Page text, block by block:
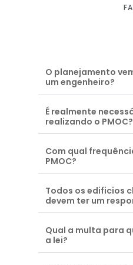
O planejamento
um engenheiro?
É realmente
realizando o PMOC?
Com qual
PMOC?
Todos os edificios
devem ter um
Qual a multa para
a lei?